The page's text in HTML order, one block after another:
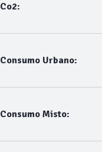
Co2:
Consumo Urbano:
Consumo Misto: